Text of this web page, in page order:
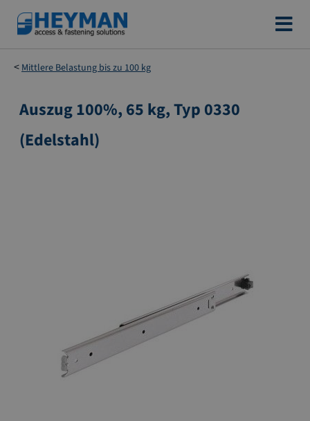
Zum
Inhalt
springen
Mittlere Belastung bis zu 100 kg
Zum
der
Bildgalerie
Auszug 100%, 65 kg, Typ 0330
(Edelstahl)